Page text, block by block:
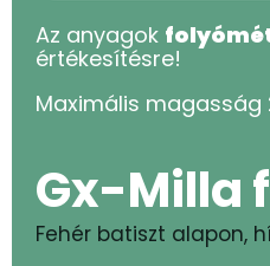
Az anyagok
értékesítésre!
Maximális magasság
Gx-Milla
Fehér batiszt alapon,